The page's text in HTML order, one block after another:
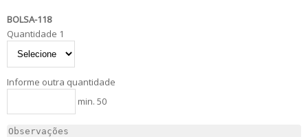
BOLSA-118
Quantidade 1
Informe outra quantidade
min. 50